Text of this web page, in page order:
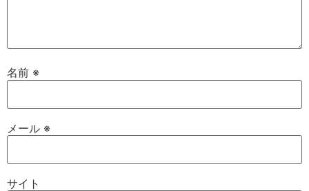
名前 ※
メール ※
サイト